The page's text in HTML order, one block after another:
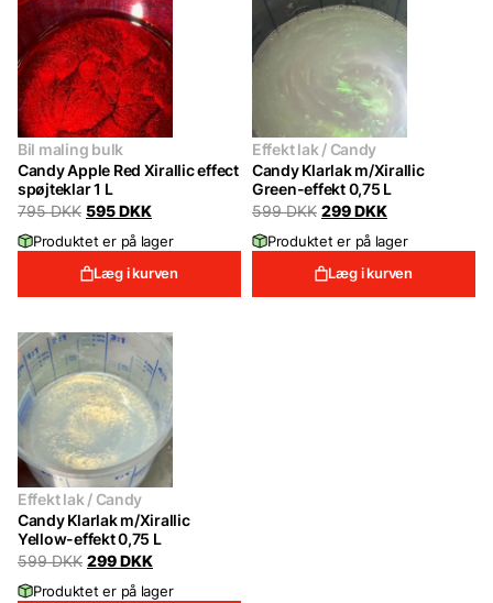
Bil maling bulk
Candy Apple Red Xirallic effect
spøjteklar 1 L
795DKK Original
was:
595DKKCurrent
is:
Produktet er på lager
Læg i kurven
Effekt lak / Candy
Candy Klarlak m/Xirallic
Green-effekt 0,75 L
599DKK Original
was:
299DKKCurrent
is:
Produktet er på lager
Læg i kurven
Effekt lak / Candy
Candy Klarlak m/Xirallic
Yellow-effekt 0,75 L
599DKK Original
was:
299DKKCurrent
is:
Produktet er på lager